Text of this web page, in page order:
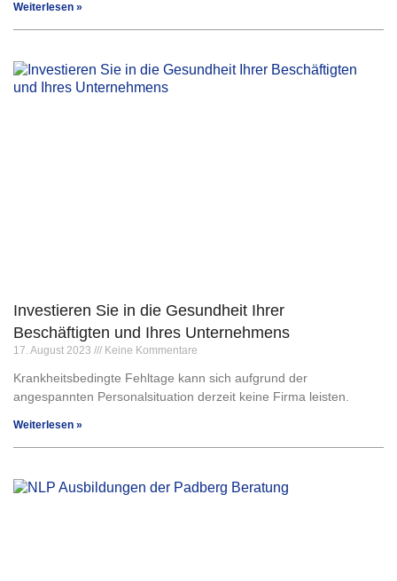
Weiterlesen »
Investieren Sie in die Gesundheit Ihrer
Beschäftigten und Ihres Unternehmens
17. August 2023 Keine Kommentare
Krankheitsbedingte Fehltage kann sich aufgrund der
angespannten Personalsituation derzeit keine Firma leisten.
Weiterlesen »